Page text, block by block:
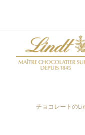
チョコレートの